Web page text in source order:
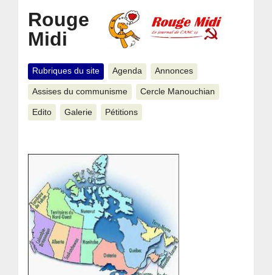
Rouge
Midi
Rubriques du site Agenda Annonces
Assises du communisme Cercle Manouchian
Edito Galerie Pétitions